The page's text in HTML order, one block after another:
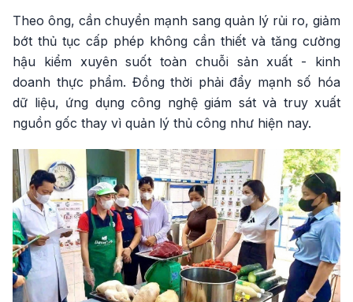
Theo ông, cần chuyển mạnh sang quản lý rủi ro, giảm
bớt thủ tục cấp phép không cần thiết và tăng cường
hậu kiểm xuyên suốt toàn chuỗi sản xuất - kinh
doanh thực phẩm. Đồng thời phải đẩy mạnh số hóa
dữ liệu, ứng dụng công nghệ giám sát và truy xuất
nguồn gốc thay vì quản lý thủ công như hiện nay.